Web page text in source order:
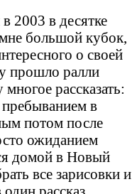
2003 в десятке
большой кубок,
о своей
прошло ралли
рассказать:
в
потом после
ожиданием
домой в Новый
все зарисовки и